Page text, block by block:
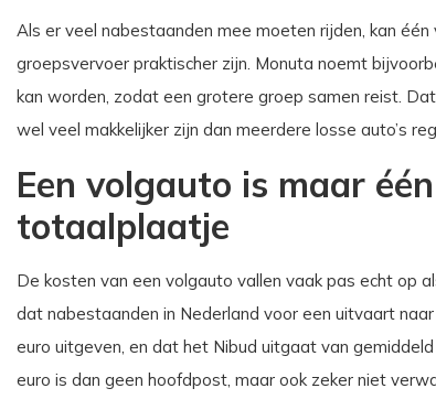
Als er veel nabestaanden mee moeten rijden, kan
groepsvervoer praktischer zijn. Monuta noemt
kan worden, zodat een grotere groep samen reist.
wel veel makkelijker zijn dan meerdere losse auto’s
Een volgauto is maar
totaalplaatje
De kosten van een volgauto vallen vaak pas echt op
dat nabestaanden in Nederland voor een uitvaart
euro uitgeven, en dat het Nibud uitgaat van
euro is dan geen hoofdpost, maar ook zeker niet